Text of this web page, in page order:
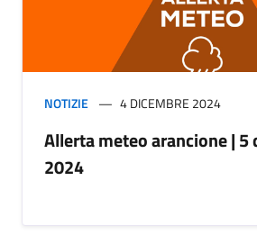
NOTIZIE 4 DICEMBRE 2024
Allerta meteo arancione | 5
2024